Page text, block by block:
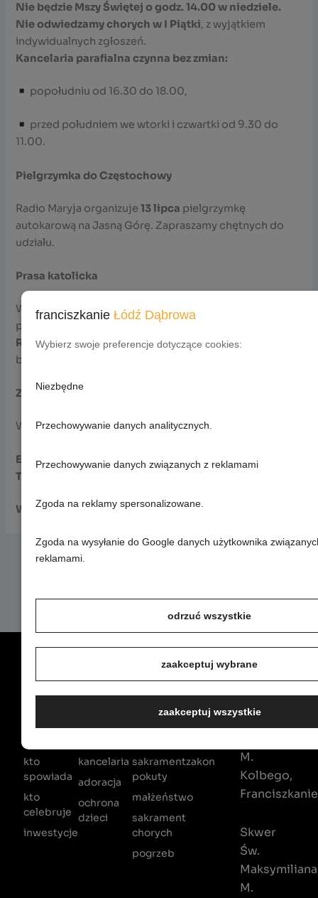
Nie będzie Mszy Świętej o godz. 14.00 w niedziele.
Nie odwiedzamy chorych w I Piątki, z wyjątkiem
indywidualnych zgłoszeń.
Kancelaria parafialna czynna bez zmian:
popołudniu od 16.30 do 18.00,
przed południem we wtorki i czwartki od 9.30 do
11.00.
Pielgrzymka do Częstochowy
Radio Maryja organizuje13 lipca pielgrzymkę
autokarową na Jasną Górę. Zapraszamy chętnych do
udziału.
Prasa katolicka
W kiosku parafialnym dostępne są najnowsze numery
prasy katolickiej:
Gość Niedzielny, Niedziela, Idziemy i
Rycerz Niepokalanej.Zapraszamy także do parafialnej
biblioteki na przegląd prasy i herbatę.
Zmarli z naszej wspólnoty
W minionym tygodniu odeszli do Pana:
Ewa Osiecka
, lat 88, z ul. Anczyca,
Tadeusz Księżopolski
Wieczny odpoczynek racz im dać, Panie…
kontakt
Św.
M.
Kolbego,
Skwer
Św.
Maksymiliana
M.
aktualności
kto
spowiada
kto
celebruje
inwestycje
parafia
kancelaria
adoracja
ochrona
dzieci
sakramenty
bierzmowanie
sakrament
pokuty
małżeństwo
sakrament
chorych
pogrzeb
klasztor
bracia
zakon
franciszkanie Łódź Dąbrowa
Wybierz swoje preferencje dotyczące cookies:
Niezbędne
Przechowywanie danych analitycznych.
Przechowywanie danych związanych z reklamami
Zgoda na reklamy spersonalizowane.
Zgoda na wysyłanie do Google danych użytkownika
reklamami.
odrzuć wszystkie
zaakceptuj wybrane
zaakceptuj wszystkie